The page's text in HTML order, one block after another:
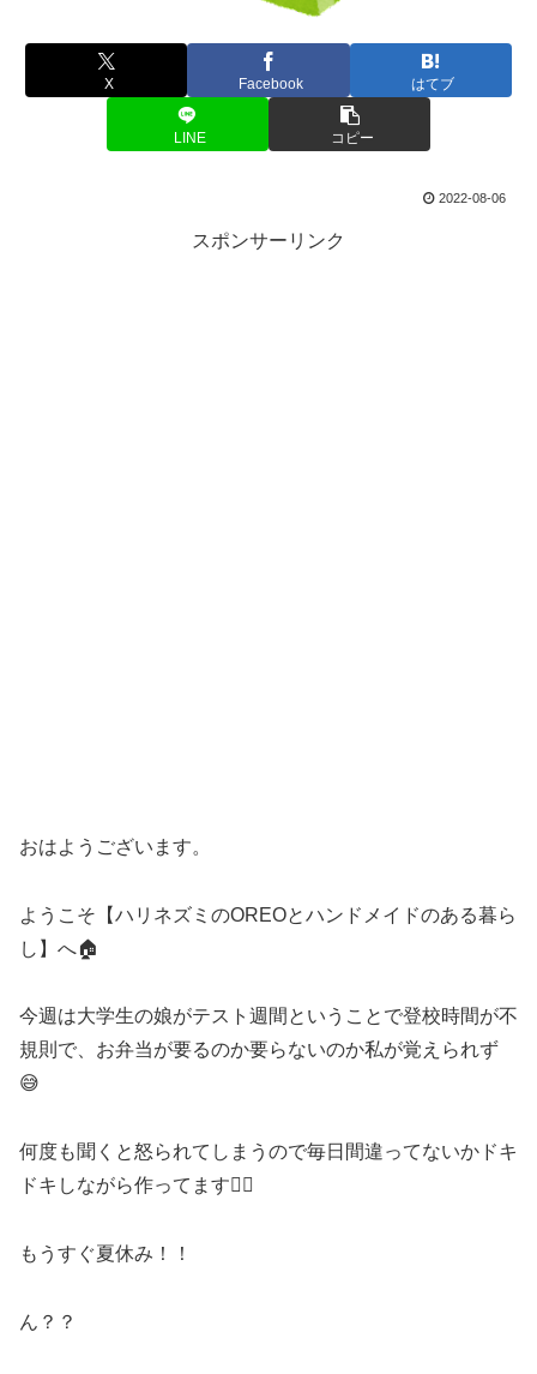
X Facebook はてブ
LINE コピー
2022-08-06
スポンサーリンク
おはようございます。
ようこそ【ハリネズミのOREOとハンドメイドのある暮ら
し】へ🏠
今週は大学生の娘がテスト週間ということで登校時間が不
規則で、お弁当が要るのか要らないのか私が覚えられず
😅
何度も聞くと怒られてしまうので毎日間違ってないかドキ
ドキしながら作ってます😵‍💫
もうすぐ夏休み！！
ん？？